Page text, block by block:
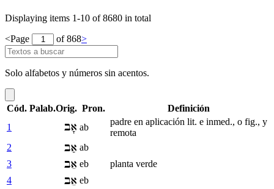
Displaying items 1-10 of 8680 in total
<Page of 868>
Solo alfabetos y números sin acentos.
Cód. Palab.Orig. Pron.
Definición
1
אָב ab
padre en aplicación lit. e inmed., o fig., y
remota
2
אַב ab
3
אֵב eb
planta verde
4
אֵב eb